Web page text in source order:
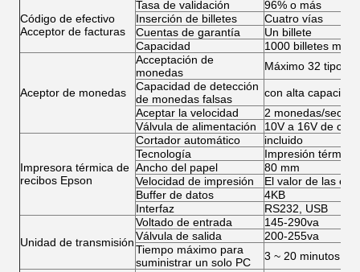
Código de efectivo
Acceptor de facturas
Tasa de validación
96% o más
Inserción de billetes
Cuatro vías
Cuentas de garantía
Un billete
Capacidad
1000 billetes
Aceptor de monedas
Acceptación de
monedas
Máximo 32 tipos
Capacidad de detección
de monedas falsas
con alta
Aceptar la velocidad
2 monedas/sec
Válvula de alimentación
10V a 16V de
Impresora térmica de
recibos Epson
Cortador automático
incluido
Tecnología
Impresión térmica
Ancho del papel
80 mm
Velocidad de impresión
El valor de las
Buffer de datos
4KB
Interfaz
RS232, USB
Unidad de transmisión
Voltado de entrada
145-290va
Válvula de salida
200-255va
Tiempo máximo para
suministrar un solo PC
3 ~ 20 minutos